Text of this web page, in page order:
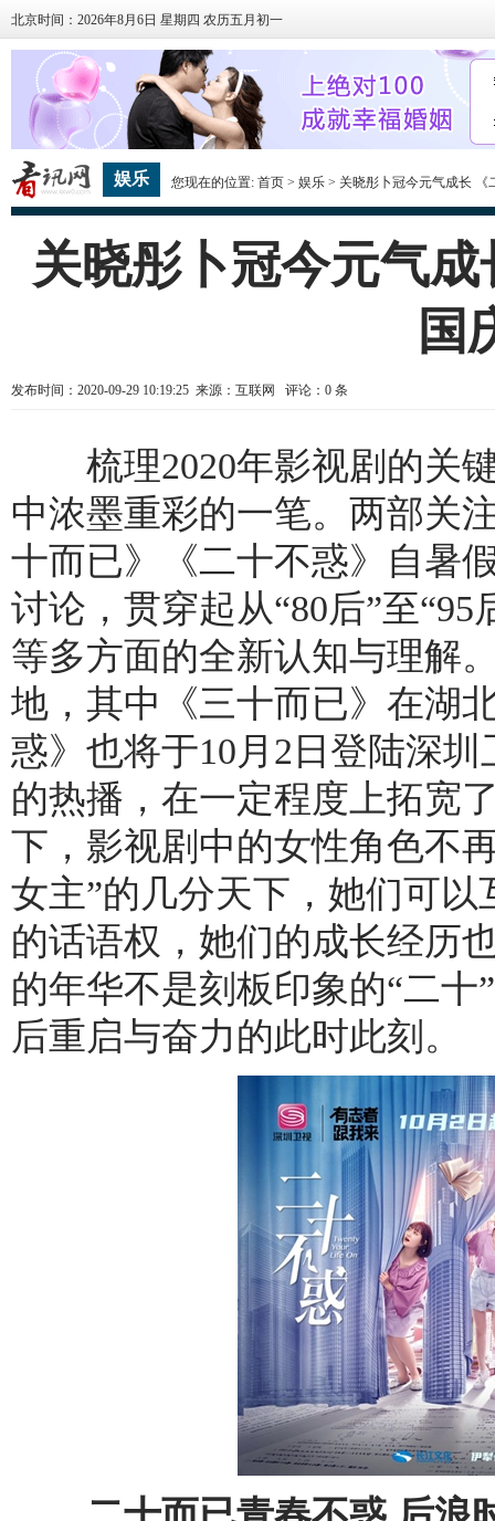
北京时间：2026年8月6日 星期四 农历五月初一
娱乐 您现在的位置:首页 >娱乐 > 关晓彤卜冠今元气成长 《
关晓彤卜冠今元气
国
发布时间：2020-09-29 10:19:25 来源：互联网 评论： 0 条
梳理2020年影视剧的关键
中浓墨重彩的一笔。两部关
十而已》《二十不惑》自暑
讨论，贯穿起从“80后”至
等多方面的全新认知与理解
地，其中《三十而已》在湖
惑》也将于10月2日登陆深
的热播，在一定程度上拓宽
下，影视剧中的女性角色不
女主”的几分天下，她们可
的话语权，她们的成长经历
的年华不是刻板印象的“二十
后重启与奋力的此时此刻。